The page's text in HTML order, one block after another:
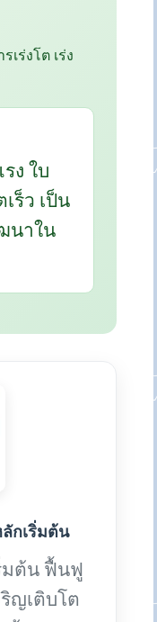
ร่งโต เร่ง
ง ใบ
ร็ว เป็น
นาใน
ลักเริ่มต้น
มต้น ฟื้นฟู
ญเติบโต